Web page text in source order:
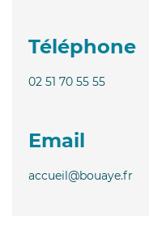
Téléphone
02 51 70 55 55
Email
accueil@bouaye.fr